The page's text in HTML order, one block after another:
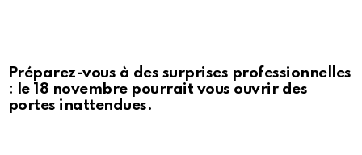
Préparez-vous à des surprises professionnelles
: le 18 novembre pourrait vous ouvrir des
portes inattendues.